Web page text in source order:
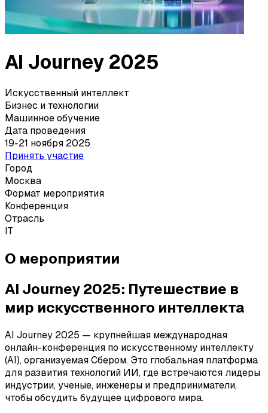
AI Journey 2025
Искусственный интеллект
Бизнес и технологии
Машинное обучение
Дата проведения
19-21 ноября 2025
Принять участие
Город
Москва
Формат мероприятия
Конференция
Отрасль
IT
О мероприятии
AI Journey 2025: Путешествие в
мир искусственного интеллекта
AI Journey 2025 — крупнейшая международная
онлайн-конференция по искусственному интеллекту
(AI), организуемая Сбером. Это глобальная платформа
для развития технологий ИИ, где встречаются лидеры
индустрии, ученые, инженеры и предприниматели,
чтобы обсудить будущее цифрового мира.